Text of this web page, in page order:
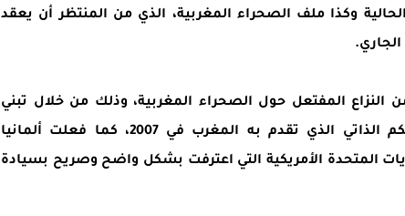
وكذا ملف الصحراء المغربية، الذي من المنتظر أن يعقد
المفتعل حول الصحراء المغربية، وذلك من خلال تبني
الواقعية والبرغماتية ودعم مقترح الحكم الذاتي الذي تقدم به المغرب في 2007، كما فعلت ألمانيا
المتحدة الأمريكية التي اعترفت بشكل واضح وصريح بسيادة